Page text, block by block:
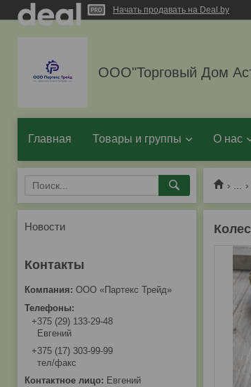
Начать продавать на Deal.by
ООО"Торговый Дом
Главная Товары и группы О нас
Новости
ООО «Партекс Трейд»
+375 (29) 133-29-48
Евгений
+375 (17) 303-99-99
тел/факс
Евгений